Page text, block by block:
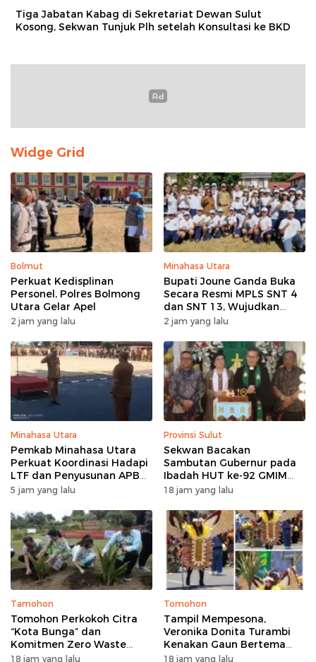
Tiga Jabatan Kabag di Sekretariat Dewan Sulut
Kosong, Sekwan Tunjuk Plh setelah Konsultasi ke BKD
Widge Grid
Bolmut
Perkuat Kedisplinan
Personel, Polres Bolmong
Utara Gelar Apel
2 jam yang lalu
Minahasa Utara
Bupati Joune Ganda Buka
Secara Resmi MPLS SNT 4
dan SNT 13, Wujudkan
Sinergi Pendidikan Menuju
2 jam yang lalu
Minahasa Utara
Pemkab Minahasa Utara
Perkuat Koordinasi Hadapi
LTF dan Penyusunan APBD
2027 lewat Apel Bersama
5 jam yang lalu
Provinsi Sulut
Sekwan Bacakan
Sambutan Gubernur pada
Ibadah HUT ke-92 GMIM
Syalom Molas: Ajakan
Pembangunan
18 jam yang lalu
Tamohon
Tomohon Perkokoh Citra
“Kota Bunga” dan
Komitmen Zero Waste
lewat Penanaman Bunga
18 jam yang lalu
Tomohon
Tampil Mempesona,
Veronika Donita Turambi
Kenakan Gaun Bertema
Manguni di TOF 2026
18 jam yang lalu